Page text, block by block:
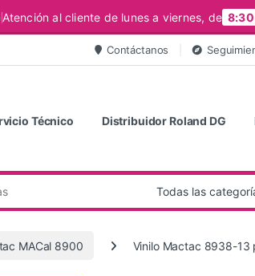
Atención al cliente de lunes a viernes, de 8:30
Contáctanos
Técnico Distribuidor Roland DG
MACal 8900 Vinilo Mactac 8938-13